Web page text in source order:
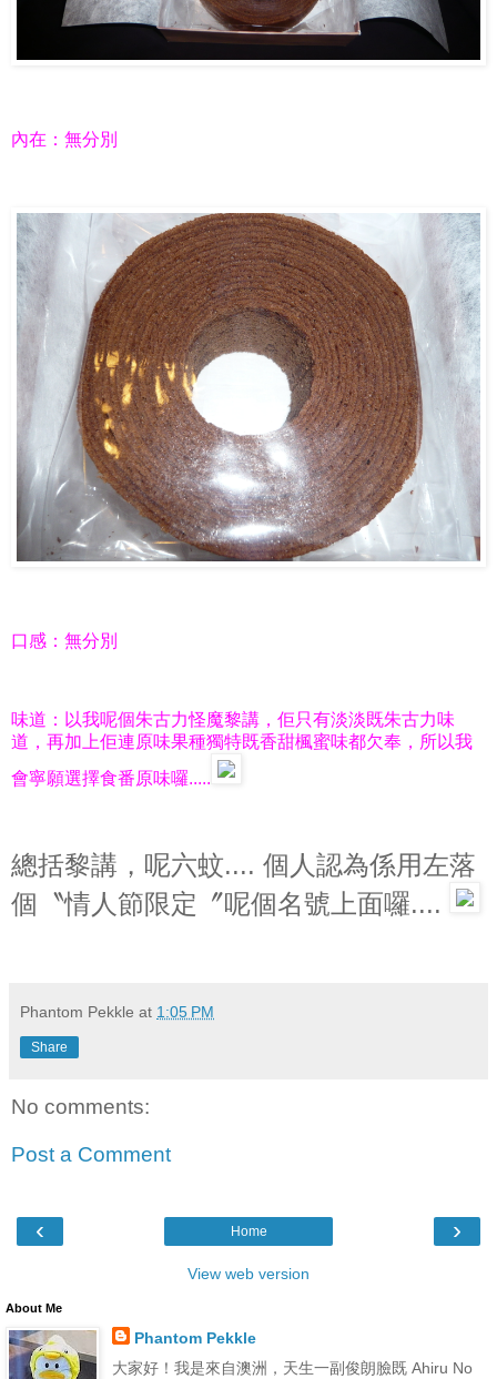
內在：無分別
口感：無分別
味道：以我呢個朱古力怪魔黎講，佢只有淡淡既朱古力味
道，再加上佢連原味果種獨特既香甜楓蜜味都欠奉，所以我
會寧願選擇食番原味囉.....
總括黎講，呢六蚊.... 個人認為係用左落
個〝情人節限定〞呢個名號上面囉....
Phantom Pekkle at 1:05 PM
Share
No comments:
Post a Comment
‹ ›
Home
View web version
About Me
Phantom Pekkle
大家好！我是來自澳洲，天生一副俊朗臉既 Ahiru No